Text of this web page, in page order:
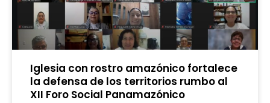
Iglesia con rostro amazónico fortalece
la defensa de los territorios rumbo al
XII Foro Social Panamazónico